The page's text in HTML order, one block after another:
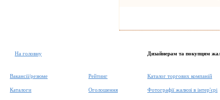
На головну
Вакансії/резюме
Каталоги
Рейтинг
Оголошення
Дизайнерам та покупцям
Каталог торгових компаній
Фотографії жалюзі в інтер'єрі